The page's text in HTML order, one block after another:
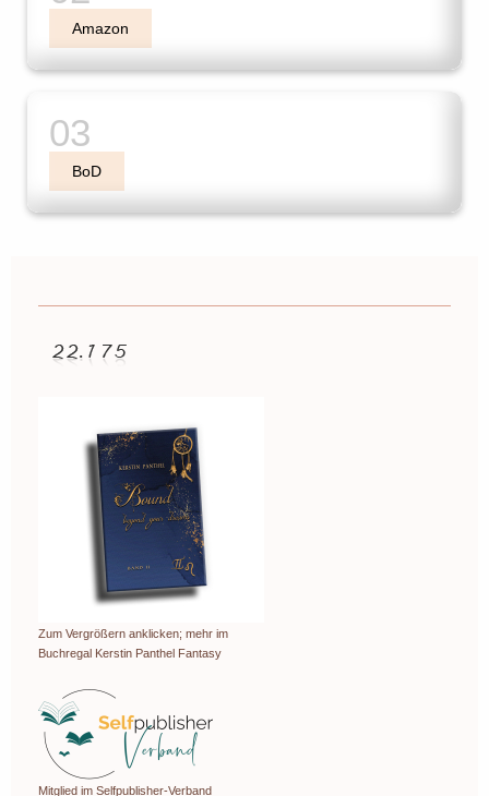
Amazon
BoD
Zum Vergrößern anklicken; mehr im
Buchregal Kerstin Panthel Fantasy
Mitglied im Selfpublisher-Verband